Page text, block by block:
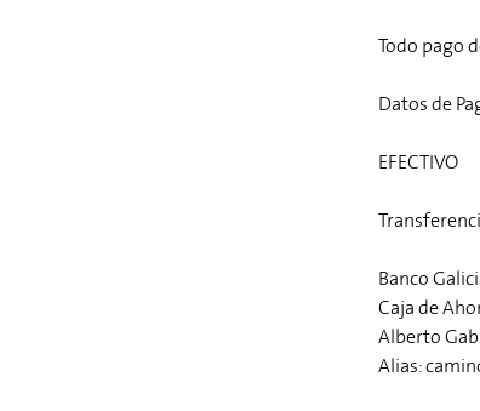
Todo pago
Datos de
EFECTIVO
Banco
Caja de
Alberto
Alias: